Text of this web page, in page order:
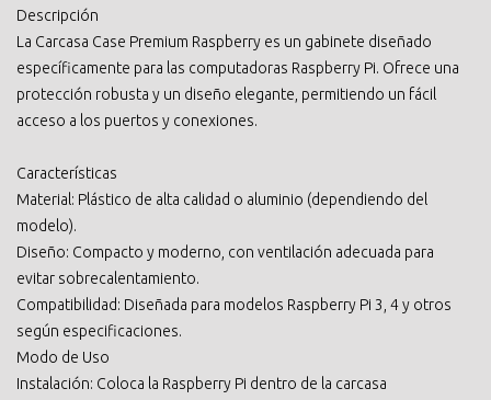
Descripción
La Carcasa Case Premium Raspberry es un gabinete diseñado
específicamente para las computadoras Raspberry Pi. Ofrece una
protección robusta y un diseño elegante, permitiendo un fácil
acceso a los puertos y conexiones.
Características
Material: Plástico de alta calidad o aluminio (dependiendo del
modelo).
Diseño: Compacto y moderno, con ventilación adecuada para
evitar sobrecalentamiento.
Compatibilidad: Diseñada para modelos Raspberry Pi 3, 4 y otros
según especificaciones.
Modo de Uso
Instalación: Coloca la Raspberry Pi dentro de la carcasa